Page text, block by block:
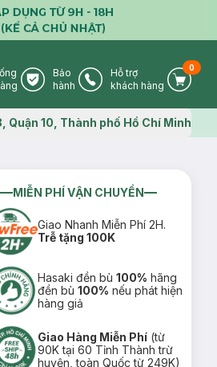
Icon Warranty Icon
Bảo
hành
Phone Icon
Hỗ trợ
khách hàng
Cart
0
Map icon
Quận 10, Thành phố Hồ Chí Minh
MIỄN PHÍ VẬN CHUYỂN
Giao Nhanh Miễn Phí 2H.
Trễ tặng 100K
Hasaki đền bù100% hãng
đền bù100% nếu phát hiện
hàng giả
Giao Hàng Miễn Phí (từ
90K tại 60 Tỉnh Thành trừ
huyện, toàn Quốc từ 249K)